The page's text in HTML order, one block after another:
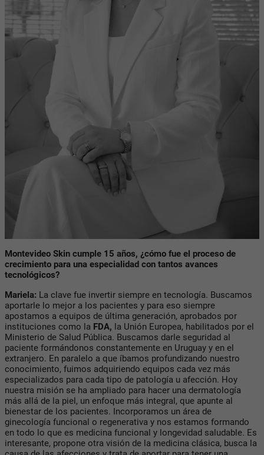
Montevideo Skin cumple 15 años, ¿cómo fue el proceso de
crecimiento para una especialidad con tantos avances
tecnológicos?
Mariela: La clave fue invertir siempre en tecnología. Buscamos
aportarle lo mejor a los pacientes y para eso siempre
apostamos a equipos de última generación, aprobados por
instituciones como la FDA, la Unión Europea, habilitados por el
Ministerio de Salud Pública. Buscamos darle seguridad al
paciente formándonos constantemente en Uruguay y en el
extranjero. En paralelo a que íbamos profundizando nuestro
conocimiento, fuimos adquiriendo equipos cada vez más
especializados para cada tipo de patología u afección. Hoy
nuestra misión se ha ampliado para hacer una dermatología
más allá de la piel, un enfoque más integral, que apunte al
bienestar de los pacientes. Incorporamos un área de
ginecología funcional o regenerativa y nos estamos formando
en todo lo que es medicina funcional y longevidad saludable. Es
interesante, propone otra visión de la medicina clásica, busca la